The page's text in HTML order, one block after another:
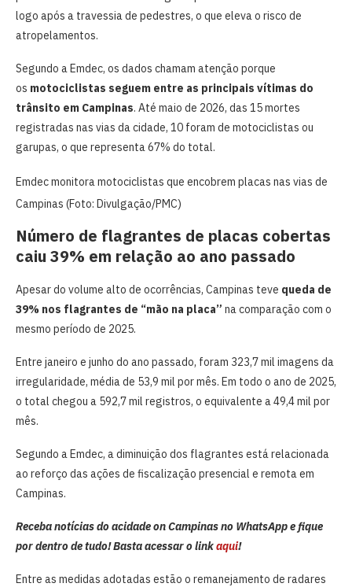
logo após a travessia de pedestres, o que eleva o risco de
atropelamentos.
Segundo a Emdec, os dados chamam atenção porque
os motociclistas seguem entre as principais vítimas do
trânsito em Campinas. Até maio de 2026, das 15 mortes
registradas nas vias da cidade, 10 foram de motociclistas ou
garupas, o que representa 67% do total.
Emdec monitora motociclistas que encobrem placas nas vias de
Campinas (Foto: Divulgação/PMC)
Número de flagrantes de placas cobertas
caiu 39% em relação ao ano passado
Apesar do volume alto de ocorrências, Campinas teve queda de
39% nos flagrantes de “mão na placa” na comparação com o
mesmo período de 2025.
Entre janeiro e junho do ano passado, foram 323,7 mil imagens da
irregularidade, média de 53,9 mil por mês. Em todo o ano de 2025,
o total chegou a 592,7 mil registros, o equivalente a 49,4 mil por
mês.
Segundo a Emdec, a diminuição dos flagrantes está relacionada
ao reforço das ações de fiscalização presencial e remota em
Campinas.
Receba notícias do acidade on Campinas no WhatsApp e fique
por dentro de tudo! Basta acessar o linkaqui!
Entre as medidas adotadas estão o remanejamento de radares